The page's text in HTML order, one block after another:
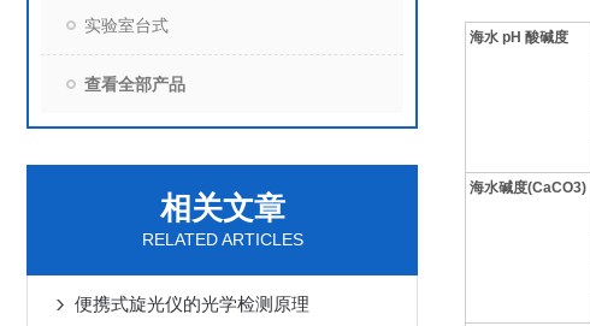
实验室台式
查看全部产品
相关文章
RELATED ARTICLES
便携式旋光仪的光学检测原理
海水 pH 酸碱度
海水碱度(CaCO3)